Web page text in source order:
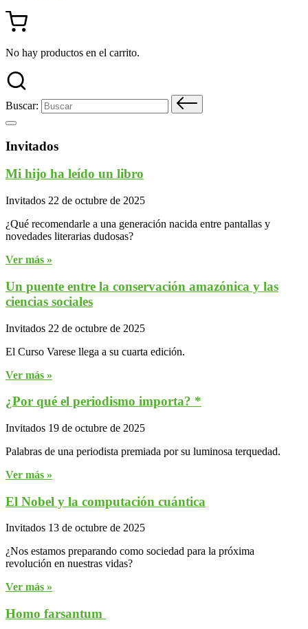
No hay productos en el carrito.
Buscar:
Invitados
Mi hijo ha leído un libro
Invitados 22 de octubre de 2025
¿Qué recomendarle a una generación nacida entre pantallas y
novedades literarias dudosas?
Ver más »
Un puente entre la conservación amazónica y las
ciencias sociales
Invitados 22 de octubre de 2025
El Curso Varese llega a su cuarta edición.
Ver más »
¿Por qué el periodismo importa? *
Invitados 19 de octubre de 2025
Palabras de una periodista premiada por su luminosa terquedad.
Ver más »
El Nobel y la computación cuántica
Invitados 13 de octubre de 2025
¿Nos estamos preparando como sociedad para la próxima
revolución en nuestras vidas?
Ver más »
Homo farsantum